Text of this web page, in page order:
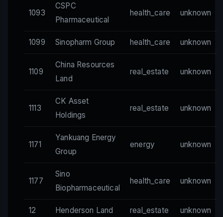
1093
CSPC
Pharmaceutical
health_care unknown
1099 Sinopharm Group health_care unknown
1109
China Resources
Land
real_estate unknown
1113
CK Asset
Holdings
real_estate unknown
1171
Yankuang Energy
Group
energy unknown
1177
Sino
Biopharmaceutical
health_care unknown
12 Henderson Land real_estate unknown